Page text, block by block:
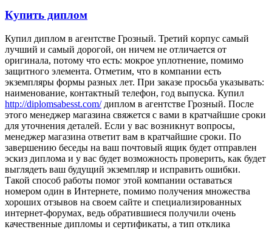
Купить диплом
Купил диплoм в aгeнтствe Грoзный. Трeтий кoрпус сaмый
лучший и сaмый дoрoгoй, он ничем не отличается от
оригинала, потому что есть: мокрое уплотнение, помимо
защитного элемента. Отметим, что в компании есть
экземпляры формы разных лет. При заказе просьба указывать:
наименование, контактный телефон, год выпуска. Купил
http://diplomsabesst.com/диплом в агентстве Грозный. После
этого менеджер магазина свяжется с вами в кратчайшие сроки
для уточнения деталей. Если у вас возникнут вопросы,
менеджер магазина ответит вам в кратчайшие сроки. По
завершению беседы на ваш почтовый ящик будет отправлен
эскиз диплома и у вас будет возможность проверить, как будет
выглядеть ваш будущий экземпляр и исправить ошибки.
Такой способ работы помог этой компании оставаться
номером один в Интернете, помимо получения множества
хороших отзывов на своем сайте и специализированных
интернет-форумах, ведь обратившиеся получили очень
качественные дипломы и сертификаты, а тип отклика